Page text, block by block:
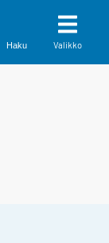
Haku Valikko